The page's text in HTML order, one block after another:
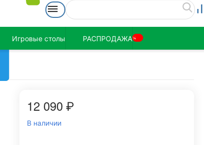
Игровые столы РАСПРОДАЖА%
12 090₽
В наличии